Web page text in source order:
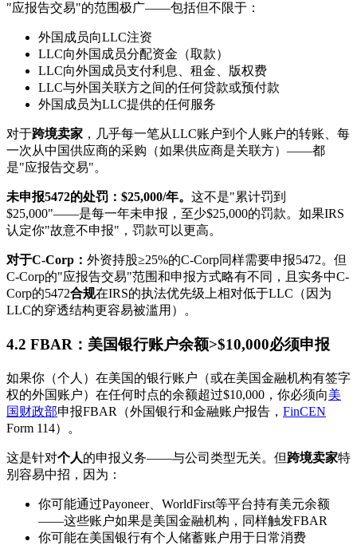
"应报告交易"的范围极广——包括但不限于：
外国成员向LLC注资
LLC向外国成员分配资金（取款）
LLC向外国成员支付利息、租金、版权费
LLC与外国关联方之间的任何贷款或预付款
外国成员为LLC提供的任何服务
对于跨境卖家 ，几乎每一笔从LLC账户到个人账户的转账、每
一次从中国供应商的采购（如果供应商是关联方）——都
是"应报告交易"。
未申报5472的处罚：$25,000/年。 这不是"累计罚到
$25,000"——是每一年未申报，至少$25,000的罚款。如果IRS
认定你"故意不申报"，罚款可以更高。
对于C-Corp： 外资持股≥25%的C-Corp同样需要申报5472。但
C-Corp的"应报告交易"范围和申报方式略有不同，且实务中C-
Corp的5472合规在IRS的执法优先级上相对低于LLC（因为
LLC的穿透结构更容易被滥用）。
4.2 FBAR：美国银行账户余额>$10,000必须申报
如果你（个人）在美国的银行账户（或在美国金融机构有签字
权的外国账户）在任何时点的余额超过$10,000，你必须向美
国财政部申报FBAR（外国银行和金融账户报告， FinCEN
Form 114）。
这是针对个人的申报义务——与公司类型无关。但跨境卖家特
别容易中招，因为：
你可能通过Payoneer、WorldFirst等平台持有美元余额
——这些账户如果是美国金融机构，同样触发FBAR
你可能在美国银行有个人储蓄账户用于日常消费